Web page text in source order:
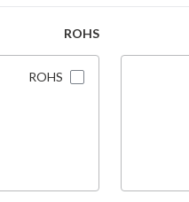
ROHS
ROHS